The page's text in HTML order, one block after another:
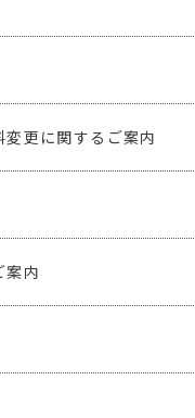
更に関するご案内
案内